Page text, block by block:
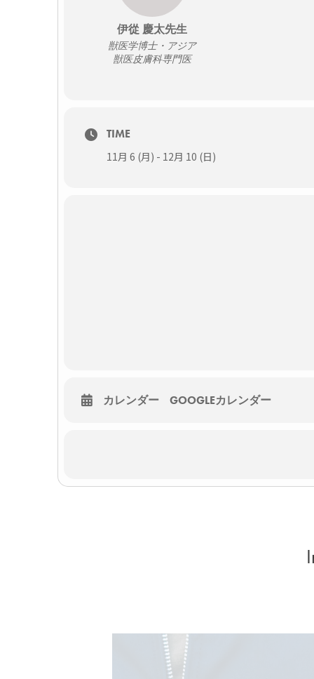
伊從 慶太先生
獣医学博士・アジア
獣医皮膚科専門医
TIME
11月 6 (月) - 12月 10 (日)
カレンダー GOOGLEカレンダー